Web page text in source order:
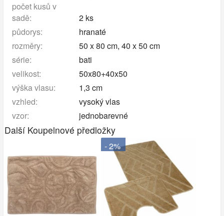
počet kusů v
sadě:
2 ks
půdorys:
hranaté
rozměry:
50 x 80 cm, 40 x 50 cm
série:
bati
velikost:
50x80+40x50
výška vlasu:
1,3 cm
vzhled:
vysoký vlas
vzor:
jednobarevné
Další Koupelnové předložky
- 2%